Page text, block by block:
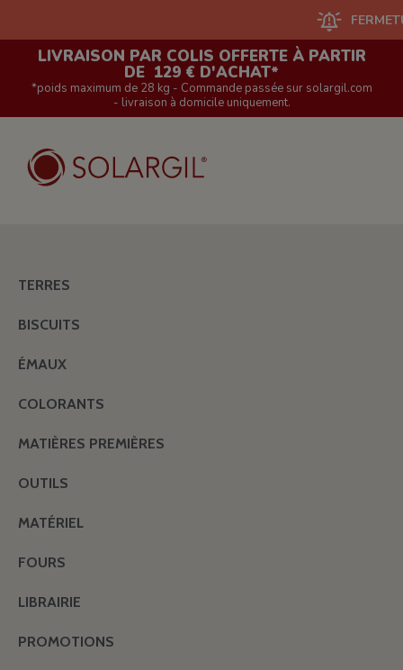
FERMETURE
LIVRAISON PAR COLIS OFFERTE À PARTIR
DE 129 € D'ACHAT*
*poids maximum de 28 kg - Commande passée sur solargil.com
- livraison à domicile uniquement.
TERRES
BISCUITS
ÉMAUX
COLORANTS
MATIÈRES PREMIÈRES
OUTILS
MATÉRIEL
FOURS
LIBRAIRIE
PROMOTIONS